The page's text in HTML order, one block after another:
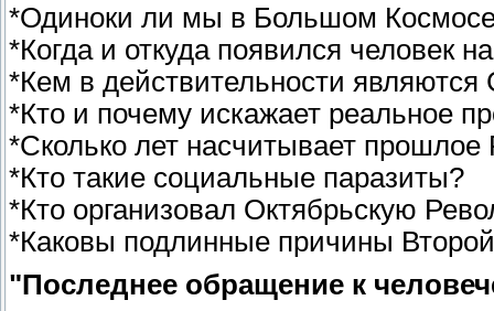
*Одиноки ли мы в Большом
*Когда и откуда появился человек
*Кем в действительности
*Кто и почему искажает реальное
*Сколько лет насчитывает
*Кто такие социальные паразиты?
*Кто организовал Октябрьскую
*Каковы подлинные причины
"Последнее обращение к